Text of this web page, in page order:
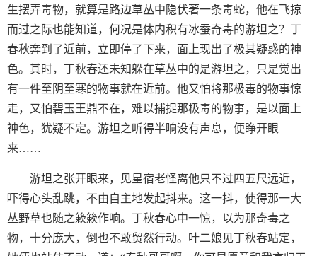
生摆弄毒物，就算是路边草丛中隐伏著一条毒蛇，他在飞掠
而过之际也能知道，何况是体内积有冰蚕奇毒的游坦之？丁
春秋奔到了近前，立即停了下来，面上现出了极其疑惑的神
色。其时，丁秋春还未知躲在草丛中的是游坦之，只是觉出
有一件至阴至寒的物事就在近前。他又怕将那极毒的物事惊
走，又怕碧玉王鼎不在，难以捕捉那极毒的物事，是以面上
神色，犹疑不定。游坦之听得半晌没有声息，便睁开眼
来……
游坦之张开眼来，见星宿老怪离他只不过四五尺远近，
吓得心头乱跳，不由自主地发起抖来。这一抖，使得那一大
丛野草也随之簌簌作响。丁秋春心中一惊，以为那奇毒之
物，十分庞大，倒也不敢贸然行动。叶二娘见丁秋春站定，